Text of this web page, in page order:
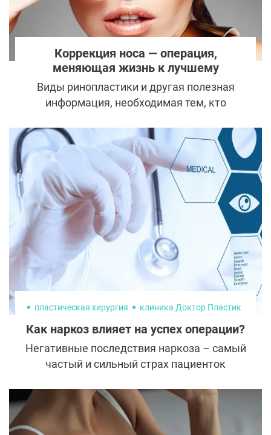
Коррекция носа — операция,
меняющая жизнь к лучшему
Виды ринопластики и другая полезная
информация, необходимая тем, кто
пластическая хирургия клиника Доктор Пластик
Как наркоз влияет на успех операции?
Негативные последствия наркоза – самый
частый и сильный страх пациенток
огласки трагических случаев в «желтой
прессе». Как же пациенты могут
обезопасить себя от подобного